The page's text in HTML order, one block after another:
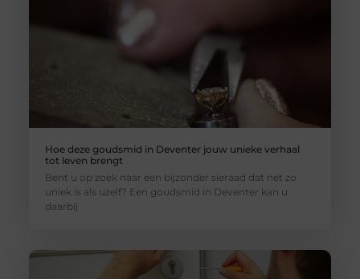
Hoe deze goudsmid in Deventer jouw unieke verhaal
tot leven brengt
Bent u op zoek naar een bijzonder sieraad dat net zo
uniek is als uzelf? Een goudsmid in Deventer kan u
daarbij